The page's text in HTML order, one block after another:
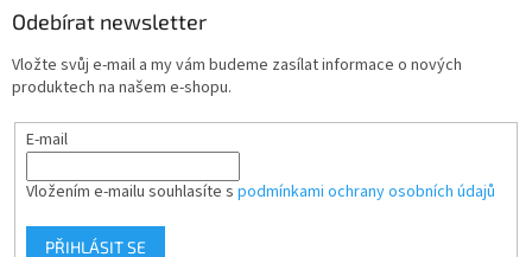
Odebírat newsletter
Vložte svůj e-mail a my vám budeme zasílat informace o nových
produktech na našem e-shopu.
E-mail
Vložením e-mailu souhlasíte s podmínkami ochrany osobních údajů
PŘIHLÁSIT SE